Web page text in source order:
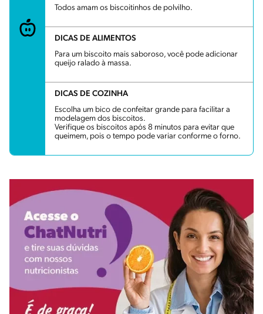
Todos amam os biscoitinhos de polvilho.
DICAS DE ALIMENTOS
Para um biscoito mais saboroso, você pode adicionar
queijo ralado à massa.
DICAS DE COZINHA
Escolha um bico de confeitar grande para facilitar a
modelagem dos biscoitos.
Verifique os biscoitos após 8 minutos para evitar que
queimem, pois o tempo pode variar conforme o forno.